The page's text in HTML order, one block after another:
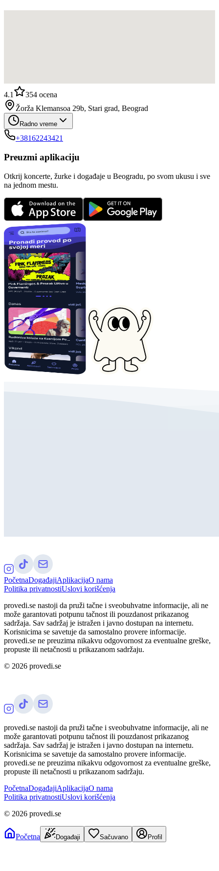
4.1 354 ocena
Žorža Klemansoa 29b, Stari grad, Beograd
Radno vreme
+38162243421
Preuzmi aplikaciju
Otkrij koncerte, žurke i događaje u Beogradu, po svom ukusu i sve
na jednom mestu.
PočetnaDogađajiAplikacijaO nama
Politika privatnostiUslovi korišćenja
provedi.se nastoji da pruži tačne i sveobuhvatne informacije, ali ne
može garantovati potpunu tačnost ili pouzdanost prikazanog
sadržaja. Sav sadržaj je istražen i javno dostupan na internetu.
Korisnicima se savetuje da samostalno provere informacije.
provedi.se ne preuzima nikakvu odgovornost za eventualne greške,
propuste ili netačnosti u prikazanom sadržaju.
© 2026 provedi.se
provedi.se nastoji da pruži tačne i sveobuhvatne informacije, ali ne
može garantovati potpunu tačnost ili pouzdanost prikazanog
sadržaja. Sav sadržaj je istražen i javno dostupan na internetu.
Korisnicima se savetuje da samostalno provere informacije.
provedi.se ne preuzima nikakvu odgovornost za eventualne greške,
propuste ili netačnosti u prikazanom sadržaju.
PočetnaDogađajiAplikacijaO nama
Politika privatnostiUslovi korišćenja
© 2026 provedi.se
Početna Događaji Sačuvano Profil